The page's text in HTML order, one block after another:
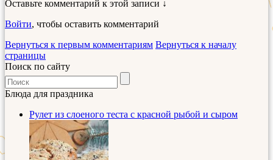
Оставьте комментарий к этой записи ↓
Войти, чтобы оставить комментарий
Вернуться к первым комментариям Вернуться к началу
страницы
Поиск по сайту
Блюда для праздника
Рулет из слоеного теста с красной рыбой и сыром